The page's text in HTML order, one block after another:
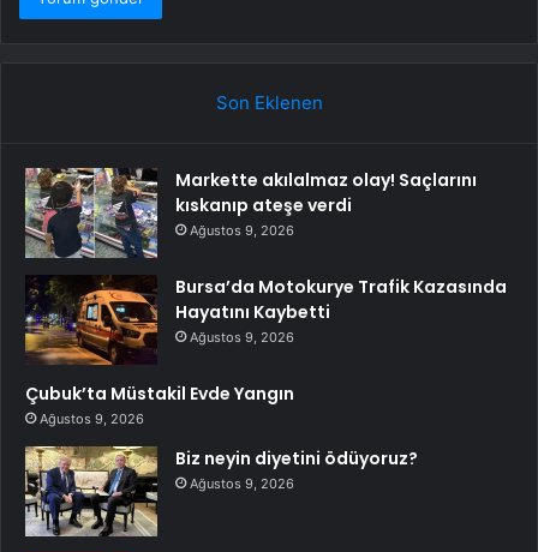
Son Eklenen
Markette akılalmaz olay! Saçlarını
kıskanıp ateşe verdi
Ağustos 9, 2026
Bursa’da Motokurye Trafik Kazasında
Hayatını Kaybetti
Ağustos 9, 2026
Çubuk’ta Müstakil Evde Yangın
Ağustos 9, 2026
Biz neyin diyetini ödüyoruz?
Ağustos 9, 2026